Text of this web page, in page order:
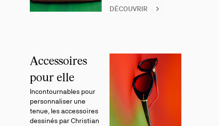
produits
DÉCOUVRIR
Accessoires
pour elle
Incontournables pour
personnaliser une
tenue, les accessoires
dessinés par Christian